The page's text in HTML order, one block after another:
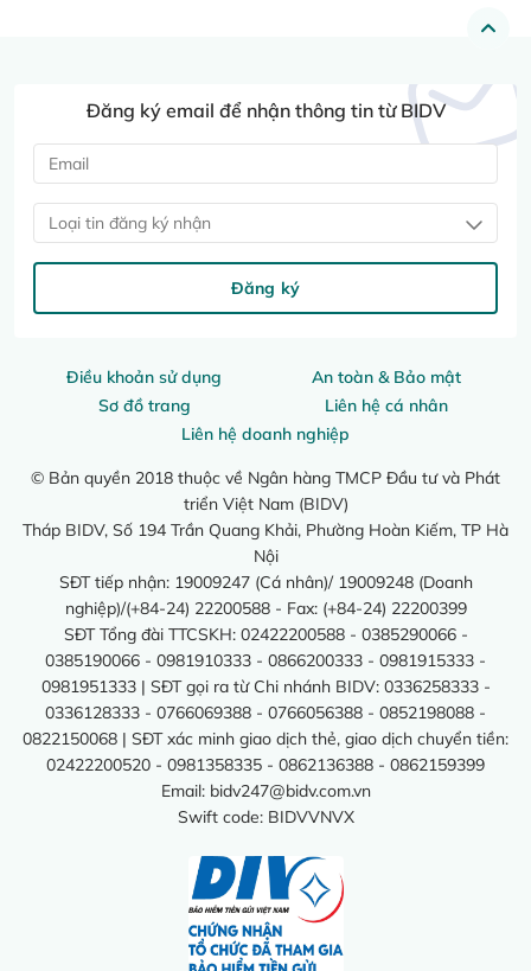
Điều khoản sử dụng
An toàn & Bảo mật
Sơ đồ trang
Liên hệ cá nhân
Liên hệ doanh nghiệp
© Bản quyền 2018 thuộc về Ngân hàng TMCP Đầu tư và Phát
triển Việt Nam (BIDV)
Tháp BIDV, Số 194 Trần Quang Khải, Phường Hoàn Kiếm, TP Hà
Nội
SĐT tiếp nhận: 19009247 (Cá nhân)/ 19009248 (Doanh
nghiệp)/(+84-24) 22200588 - Fax: (+84-24) 22200399
SĐT Tổng đài TTCSKH: 02422200588 - 0385290066 -
0385190066 - 0981910333 - 0866200333 - 0981915333 -
0981951333 | SĐT gọi ra từ Chi nhánh BIDV: 0336258333 -
0336128333 - 0766069388 - 0766056388 - 0852198088 -
0822150068 | SĐT xác minh giao dịch thẻ, giao dịch chuyển tiền:
02422200520 - 0981358335 - 0862136388 - 0862159399
Email: bidv247@bidv.com.vn
Swift code: BIDVVNVX
Đăng ký email để nhận thông tin từ BIDV
Loại tin đăng ký nhận
Đăng ký